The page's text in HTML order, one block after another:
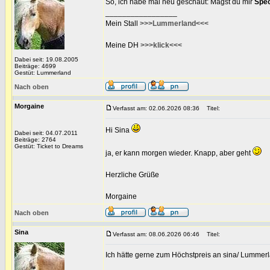
Dabei seit: 19.08.2005
Beiträge: 4699
Gestüt: Lummerland
So, ich habe mal neu geschaut: Magst du mir
Mein Stall >>>Lummerland<<<
Meine DH >>>klick<<<
Nach oben
Morgaine
Dabei seit: 04.07.2011
Beiträge: 2764
Gestüt: Ticket to Dreams
Verfasst am: 02.06.2026 08:36 Titel:
Hi Sina
ja, er kann morgen wieder. Knapp, aber geht
Herzliche Grüße
Morgaine
Nach oben
Sina Verfasst am: 08.06.2026 06:46 Titel:
Ich hätte gerne zum Höchstpreis an sina/